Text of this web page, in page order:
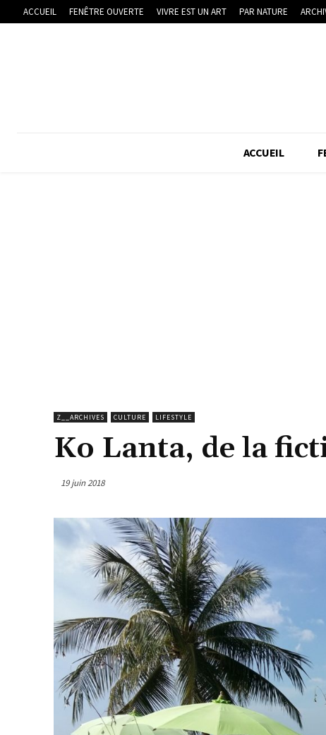
ACCUEIL FENÊTRE OUVERTE VIVRE EST UN ART PAR NATURE
ACCUEIL
Z__ARCHIVES CULTURE LIFESTYLE
Ko Lanta, de la
19 juin 2018